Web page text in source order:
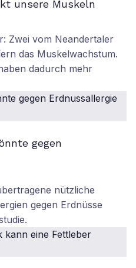
unsere Muskeln
Zwei vom Neandertaler
das Muskelwachstum.
dadurch mehr
gegen
nützliche
gegen Erdnüsse